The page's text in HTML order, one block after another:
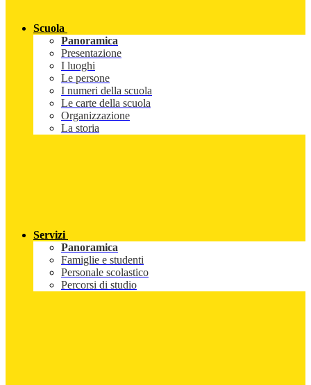
Scuola
Panoramica
Presentazione
I luoghi
Le persone
I numeri della scuola
Le carte della scuola
Organizzazione
La storia
Servizi
Panoramica
Famiglie e studenti
Personale scolastico
Percorsi di studio